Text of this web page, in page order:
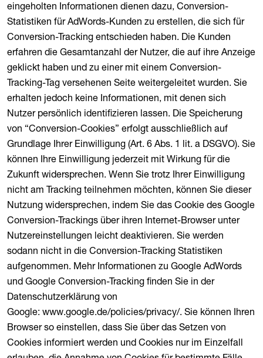
eingeholten Informationen dienen dazu, Conversion-
Statistiken für AdWords-Kunden zu erstellen, die sich für
Conversion-Tracking entschieden haben. Die Kunden
erfahren die Gesamtanzahl der Nutzer, die auf ihre Anzeige
geklickt haben und zu einer mit einem Conversion-
Tracking-Tag versehenen Seite weitergeleitet wurden. Sie
erhalten jedoch keine Informationen, mit denen sich
Nutzer persönlich identifizieren lassen. Die Speicherung
von “Conversion-Cookies” erfolgt ausschließlich auf
Grundlage Ihrer Einwilligung (Art. 6 Abs. 1 lit. a DSGVO). Sie
können Ihre Einwilligung jederzeit mit Wirkung für die
Zukunft widersprechen. Wenn Sie trotz Ihrer Einwilligung
nicht am Tracking teilnehmen möchten, können Sie dieser
Nutzung widersprechen, indem Sie das Cookie des Google
Conversion-Trackings über ihren Internet-Browser unter
Nutzereinstellungen leicht deaktivieren. Sie werden
sodann nicht in die Conversion-Tracking Statistiken
aufgenommen. Mehr Informationen zu Google AdWords
und Google Conversion-Tracking finden Sie in der
Datenschutzerklärung von
Google: www.google.de/policies/privacy/. Sie können Ihren
Browser so einstellen, dass Sie über das Setzen von
Cookies informiert werden und Cookies nur im Einzelfall